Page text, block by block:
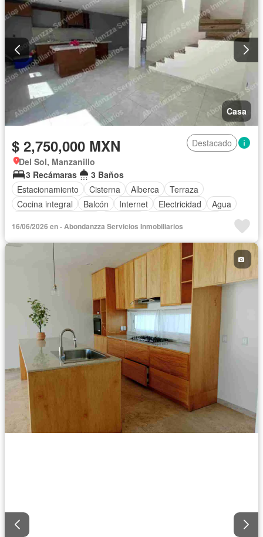
Wifi
Permite mascotas Permite niños
Solo familias
Completamente amueblado
Casa
$ 2,750,000 MXN
Destacado
Del Sol, Manzanillo
3 Recámaras
3 Baños
Estacionamiento
Cisterna Alberca
Terraza
Cocina integral
Balcón Internet Electricidad
Agua
Permite niños
Solo familias Sin amueblar
16/06/2026 en - Abondanzza Servicios Inmobiliarios